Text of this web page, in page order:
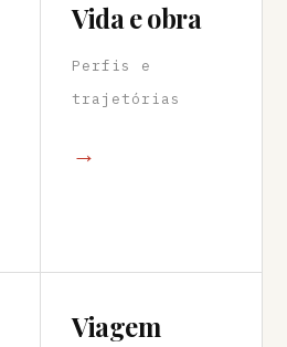
Vida e obra
Perfis e
trajetórias
→
Viagem